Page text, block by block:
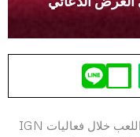
كشفت Milestone عن أول عرض لأسلوب اللعب خلال فعاليات IGN